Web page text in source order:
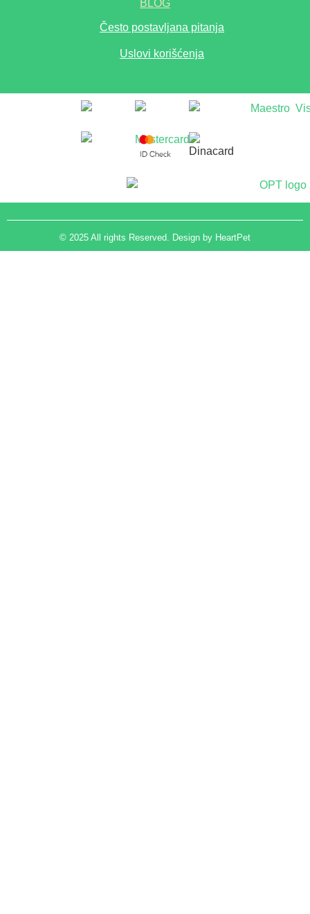
BLOG
Često postavljana pitanja
Uslovi korišćenja
© 2025 All rights Reserved. Design by HeartPet